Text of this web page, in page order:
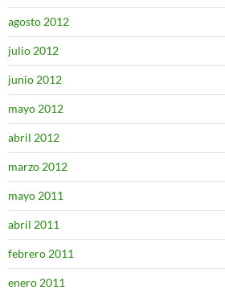
agosto 2012
julio 2012
junio 2012
mayo 2012
abril 2012
marzo 2012
mayo 2011
abril 2011
febrero 2011
enero 2011